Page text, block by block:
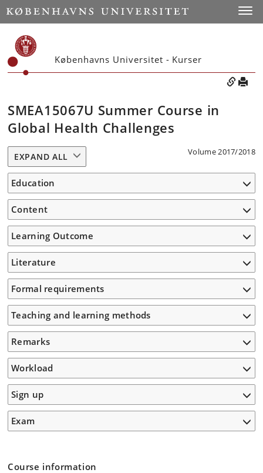
Københavns Universitet - Kurser
SMEA15067U Summer Course in
Global Health Challenges
Volume 2017/2018
EXPAND ALL
Education
Content
Learning Outcome
Literature
Formal requirements
Teaching and learning methods
Remarks
Workload
Sign up
Exam
Course information